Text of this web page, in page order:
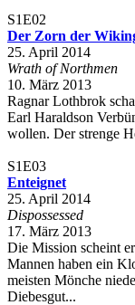
S1E02
Der Zorn der
25. April 2014
Wrath of Northmen
10. März 2013
Ragnar Lothbrok
Earl Haraldson
wollen. Der strenge
S1E03
Enteignet
25. April 2014
Dispossessed
17. März 2013
Die Mission scheint
Mannen haben ein
meisten Mönche
Diebesgut...